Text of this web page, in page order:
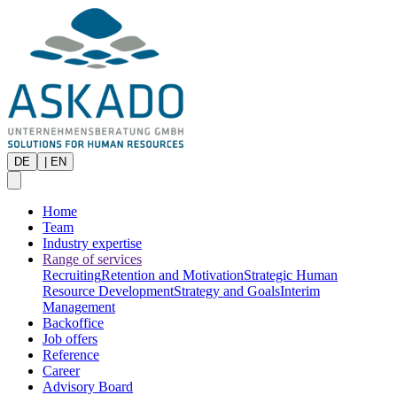
DE EN
Home
Team
Industry expertise
Range of services
RecruitingRetention and MotivationStrategic Human
Resource DevelopmentStrategy and GoalsInterim
Management
Backoffice
Job offers
Reference
Career
Advisory Board